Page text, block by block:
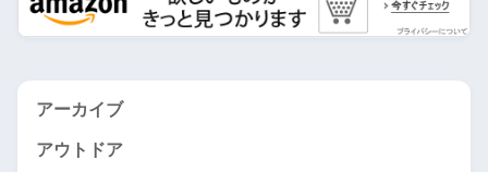
アーカイブ
アウトドア